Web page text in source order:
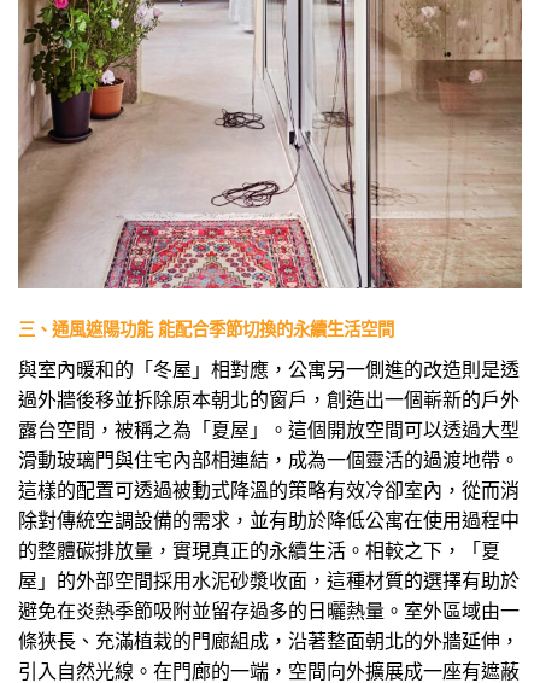
三、通風遮陽功能 能配合季節切換的永續生活空間
與室內暖和的「冬屋」相對應，公寓另一側進的改造則是透
過外牆後移並拆除原本朝北的窗戶，創造出一個嶄新的戶外
露台空間，被稱之為「夏屋」。這個開放空間可以透過大型
滑動玻璃門與住宅內部相連結，成為一個靈活的過渡地帶。
這樣的配置可透過被動式降溫的策略有效冷卻室內，從而消
除對傳統空調設備的需求，並有助於降低公寓在使用過程中
的整體碳排放量，實現真正的永續生活。相較之下，「夏
屋」的外部空間採用水泥砂漿收面，這種材質的選擇有助於
避免在炎熱季節吸附並留存過多的日曬熱量。室外區域由一
條狹長、充滿植栽的門廊組成，沿著整面朝北的外牆延伸，
引入自然光線。在門廊的一端，空間向外擴展成一座有遮蔽